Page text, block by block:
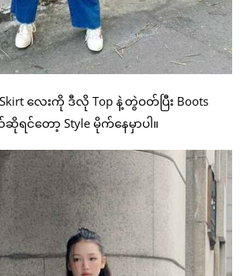
လေးကို ဒီလို Top နဲ့တွဲဝတ်ပြီး Boots
င်တော့ Style မိုက်နေမှာပါ။